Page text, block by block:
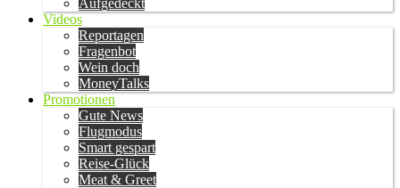
Aufgedeckt
Videos
Reportagen
Fragenbot
Wein doch
MoneyTalks
Promotionen
Gute News
Flugmodus
Smart gespart
Reise-Glück
Meat & Greet